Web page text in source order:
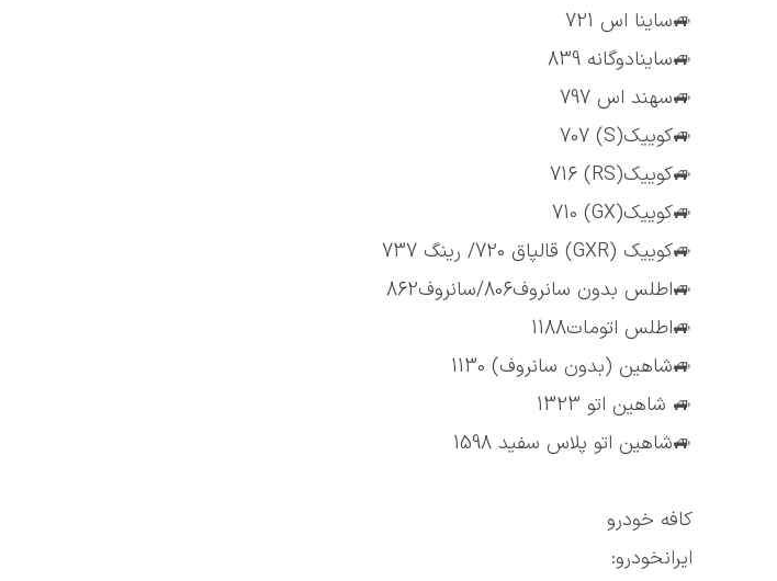
🚙ساینا اس 721
🚙ساینادوگانه 839
🚙سهند اس 797
🚙کوییک(S) 707
🚙کوییک(RS) 716
🚙کوییک(GX) 710
🚙کوییک (GXR) قالپاق 720/ رینگ 737
🚙اطلس بدون سانروف806/سانروف862
🚙اطلس اتومات1188
🚙شاهین (بدون سانروف) 1130
🚙 شاهین اتو 1323
🚙شاهین اتو پلاس سفید 1598
کافه خودرو
ایرانخودرو: